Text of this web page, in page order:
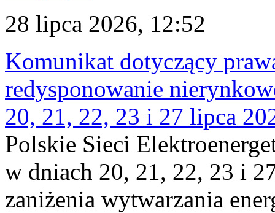
28 lipca 2026, 12:52
Komunikat dotyczący
redysponowanie
20, 21, 22, 23 i 27 lipca
Polskie Sieci
w dniach 20, 21, 22, 23 i
zaniżenia wytwarzania